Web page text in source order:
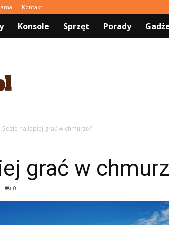
Kontakt
Konsole Sprzęt Porady
Gdzie najlepiej grać w chmurze?
grać w
0